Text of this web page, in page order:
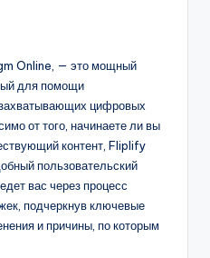
Online, — это мощный
для помощи
цифровых
от того, начинаете ли вы
контент, Fliplify
пользовательский
вас через процесс
подчеркнув ключевые
и причины, по которым